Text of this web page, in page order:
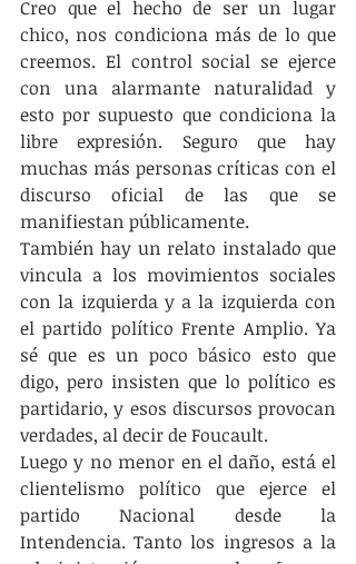
Creo que el hecho de ser un lugar
chico, nos condiciona más de lo que
creemos. El control social se ejerce
con una alarmante naturalidad y
esto por supuesto que condiciona la
libre expresión. Seguro que hay
muchas más personas críticas con el
discurso oficial de las que se
manifiestan públicamente.
También hay un relato instalado que
vincula a los movimientos sociales
con la izquierda y a la izquierda con
el partido político Frente Amplio. Ya
sé que es un poco básico esto que
digo, pero insisten que lo político es
partidario, y esos discursos provocan
verdades, al decir de Foucault.
Luego y no menor en el daño, está el
clientelismo político que ejerce el
partido Nacional desde la
Intendencia. Tanto los ingresos a la